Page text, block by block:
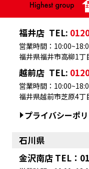
福井店 TEL:
福井県福井市高柳1丁
営業時間：
越前店 TEL:
福井県越前市芝原4丁
営業時間：
プライバシーポ
石川県
金沢南店 TEL：